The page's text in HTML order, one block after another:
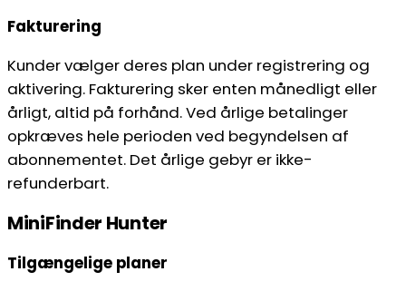
Fakturering
Kunder vælger deres plan under registrering og
aktivering. Fakturering sker enten månedligt eller
årligt, altid på forhånd. Ved årlige betalinger
opkræves hele perioden ved begyndelsen af
abonnementet. Det årlige gebyr er ikke-
refunderbart.
MiniFinder Hunter
Tilgængelige planer